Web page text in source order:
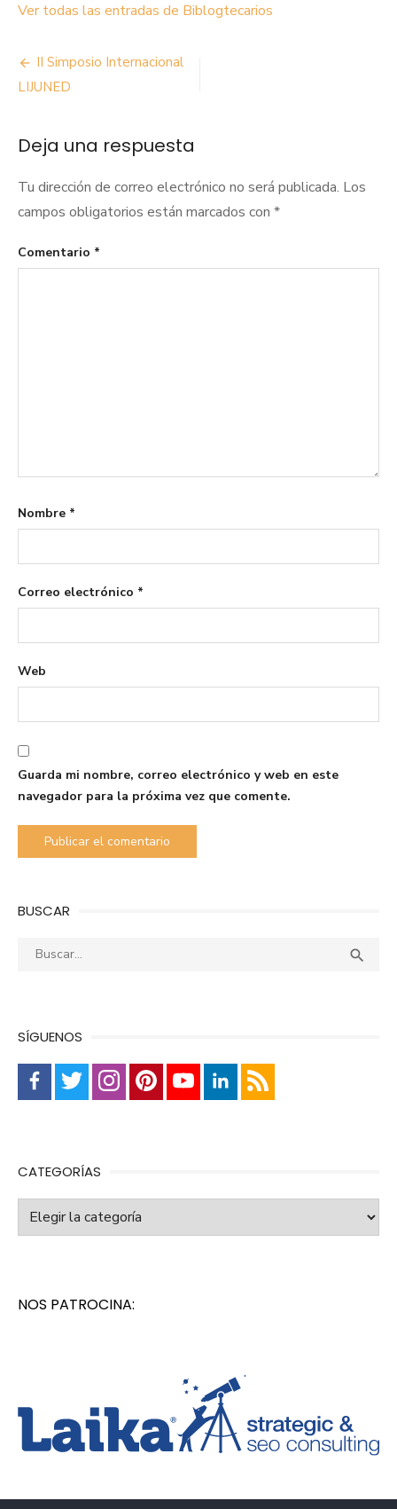
Ver todas las entradas de Biblogtecarios
Navegación
de
II Simposio Internacional
LIJUNED
Deja una respuesta
Tu dirección de correo electrónico no será publicada. Los
campos obligatorios están marcados con *
Comentario *
Nombre *
Correo electrónico *
Web
Guarda mi nombre, correo electrónico y web en este
navegador para la próxima vez que comente.
BUSCAR
Buscar: 
SÍGUENOS
CATEGORÍAS
Categorías
NOS PATROCINA: